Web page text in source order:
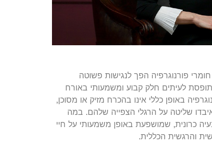
בעידן הדיגיטלי של היום, הפaccessibility of חומרי פורנוגרפיה הפך לנגישות פשוטה
תופסת לעיתים חלק קבוע ומשמעותי באורח
באופן כללי אינו בהכרח מזיק או מסוכן,
שליטה על הרגלי הצפייה שלהם. במה
כרונית, שמושפעת באופן משמעותי על חיי
והרגשית הכללית.